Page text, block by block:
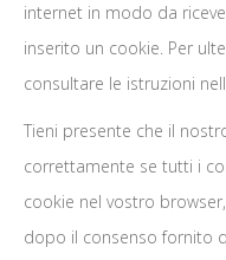
internet in modo da
inserito un cookie. Per
consultare le istruzioni
Tieni presente che il
correttamente se tutti i
cookie nel vostro
dopo il consenso fornito